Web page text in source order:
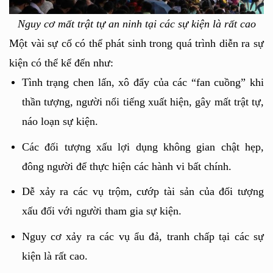
Nguy cơ mất trật tự an ninh tại các sự kiện là rất cao
Một vài sự cố có thể phát sinh trong quá trình diễn ra sự
kiện có thể kể đến như:
Tình trạng chen lấn, xô đẩy của các “fan cuồng” khi
thần tượng, người nổi tiếng xuất hiện, gây mất trật tự,
náo loạn sự kiện.
Các đối tượng xấu lợi dụng không gian chật hẹp,
đông người để thực hiện các hành vi bất chính.
Dễ xảy ra các vụ trộm, cướp tài sản của đối tượng
xấu đối với người tham gia sự kiện.
Nguy cơ xảy ra các vụ ẩu đả, tranh chấp tại các sự
kiện là rất cao.